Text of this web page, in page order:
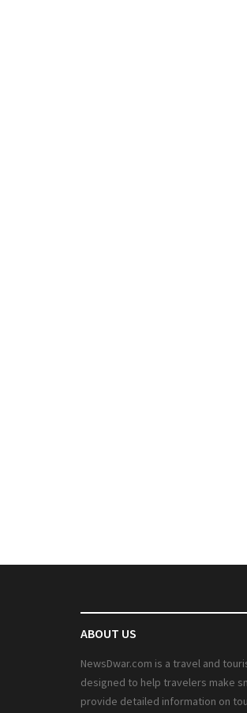
ABOUT US
NewsDwar.com is a travel and
designed to help travelers make
provide detailed information on